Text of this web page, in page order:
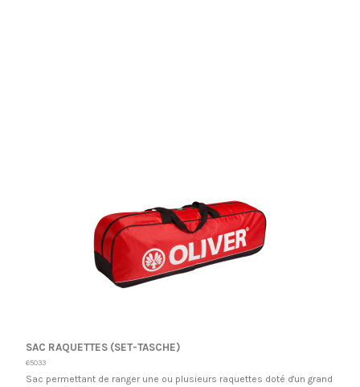
SAC RAQUETTES (SET-TASCHE)
65033
Sac permettant de ranger une ou plusieurs raquettes doté d'un grand